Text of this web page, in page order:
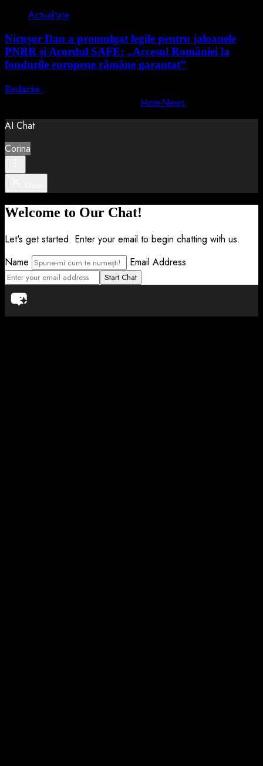
Actualitate
Nicușor Dan a promulgat legile pentru jaloanele
PNRR și Acordul SAFE: „Accesul României la
fondurile europene rămâne garantat”
Redactie
MoreNews
AI Chat
Corina
Welcome to Our Chat!
Let's get started. Enter your email to begin chatting with us.
Name
Email Address
Start Chat